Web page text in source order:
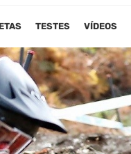
TESTES VÍDEOS